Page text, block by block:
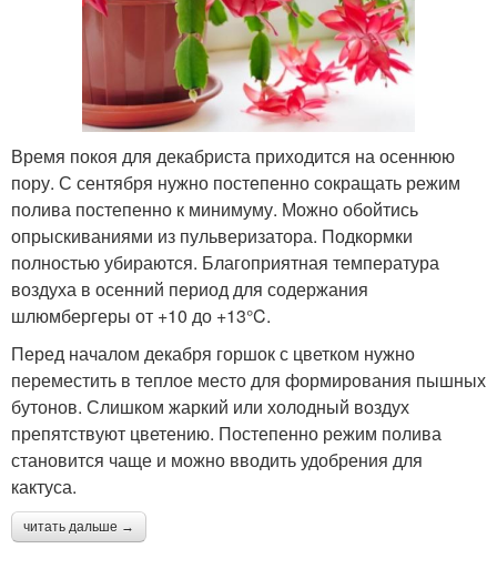
Время покоя для декабриста приходится на осеннюю
пору. С сентября нужно постепенно сокращать режим
полива постепенно к минимуму. Можно обойтись
опрыскиваниями из пульверизатора. Подкормки
полностью убираются. Благоприятная температура
воздуха в осенний период для содержания
шлюмбергеры от +10 до +13°C.
Перед началом декабря горшок с цветком нужно
переместить в теплое место для формирования пышных
бутонов. Слишком жаркий или холодный воздух
препятствуют цветению. Постепенно режим полива
становится чаще и можно вводить удобрения для
кактуса.
читать дальше →